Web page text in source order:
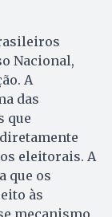
Nacional,
A
das
que
eleitorais. A
que os
às
mecanismo.